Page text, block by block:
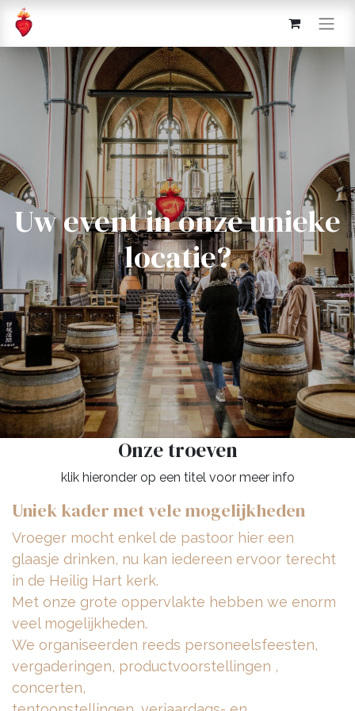
Uw event in onze unieke
locatie?
Onze troeven
klik hieronder op een titel voor meer info
Uniek kader met vele mogelijkheden
Vroeger mocht enkel de pastoor hier een
glaasje drinken, nu kan iedereen ervoor terecht
in de Heilig Hart kerk.
Met onze grote oppervlakte hebben we enorm
veel mogelijkheden.
We organiseerden reeds personeelsfeesten,
vergaderingen, productvoorstellingen ,
concerten,